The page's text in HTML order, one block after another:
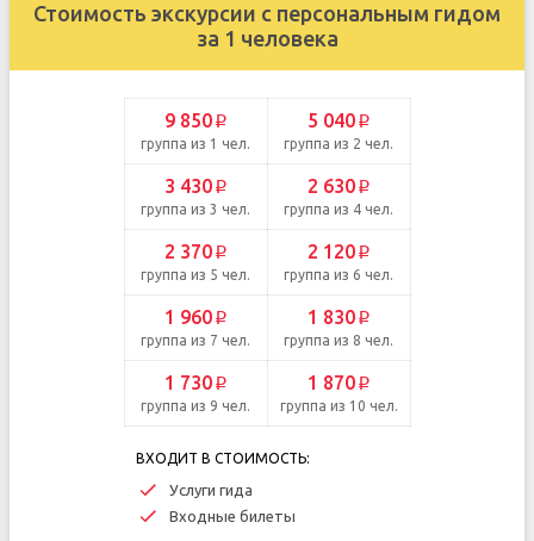
Стоимость экскурсии с персональным гидом
за 1 человека
9 850p
группа из 1 чел.
5 040p
группа из 2 чел.
3 430p
группа из 3 чел.
2 630p
группа из 4 чел.
2 370p
группа из 5 чел.
2 120p
группа из 6 чел.
1 960p
группа из 7 чел.
1 830p
группа из 8 чел.
1 730p
группа из 9 чел.
1 870p
группа из 10 чел.
ВХОДИТ В СТОИМОСТЬ:
Услуги гида
Входные билеты